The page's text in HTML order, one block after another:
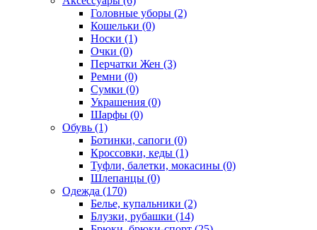
Головные уборы (2)
Кошельки (0)
Носки (1)
Очки (0)
Перчатки Жен (3)
Ремни (0)
Сумки (0)
Украшения (0)
Шарфы (0)
Обувь (1)
Ботинки, сапоги (0)
Кроссовки, кеды (1)
Туфли, балетки, мокасины (0)
Шлепанцы (0)
Одежда (170)
Белье, купальники (2)
Блузки, рубашки (14)